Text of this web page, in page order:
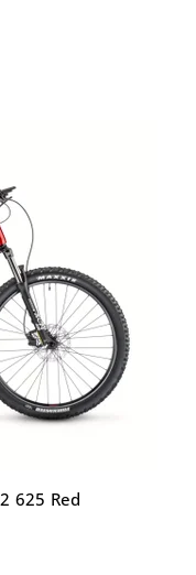
625 Red